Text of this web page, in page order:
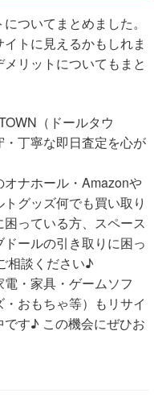
ついてまとめました。
トに見えるかもしれま
リットについてもまと
（ドールタウ
丁寧な即日査定を心が
ナホール・Amazonや
グッズ何でも買い取り
っている方、スペース
ールの引き取りに困っ
相談ください♪
・家具・ゲームソフ
おもちゃ等）もリサイ
す♪ この機会にぜひお